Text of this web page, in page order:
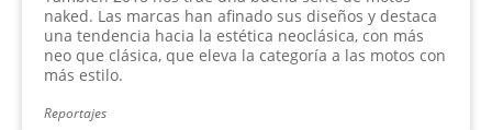
naked. Las marcas han afinado sus diseños y destaca
una tendencia hacia la estética neoclásica, con más
neo que clásica, que eleva la categoría a las motos con
más estilo.
Reportajes